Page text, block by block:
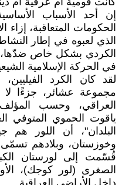
إن أحد الأسباب
الحكومات المتعاقبة، إزاء
الذي لعبوه في إطار
الكردي بشكل خاص
في الحركة الإسلامية
لقد كان الكرد
مجموعة عشائر، جزءًا لا
العراقي، وحسب المؤلف
البلدان"، أن اللور
وخوزستان، وبلادهم
قُسّمت إلى لورستان
الصغرى (لور كوجك)،